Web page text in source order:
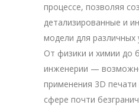
процессе, позволяя
детализированные и
модели для различных
От физики и химии до
инженерии —
применения 3D
сфере почти